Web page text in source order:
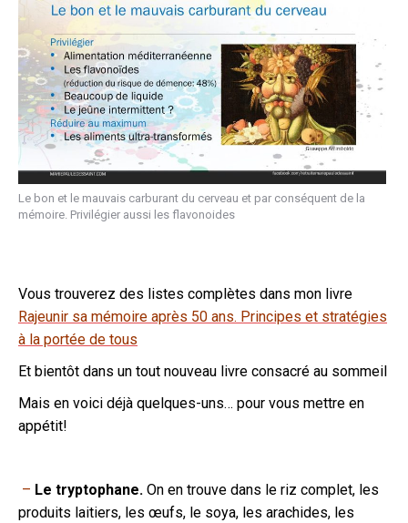
Le bon et le mauvais carburant du cerveau et par conséquent de la
mémoire. Privilégier aussi les flavonoides
Vous trouverez des listes complètes dans mon livre
Rajeunir sa mémoire après 50 ans. Principes et stratégies
à la portée de tous
Et bientôt dans un tout nouveau livre consacré au sommeil
Mais en voici déjà quelques-uns… pour vous mettre en
appétit!
– Le tryptophane. On en trouve dans le riz complet, les
produits laitiers, les œufs, le soya, les arachides, les